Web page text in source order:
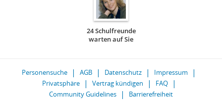
24 Schulfreunde
warten auf Sie
Personensuche AGB Datenschutz
Impressum
Privatsphäre
Vertrag kündigen
FAQ
Community Guidelines
Barrierefreiheit